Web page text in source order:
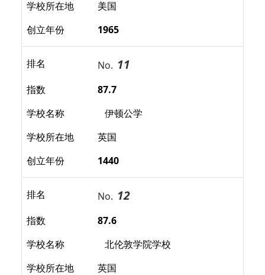
学校所在地
美国
创立年份
1965
排名 No. 11
指数
87.7
学校名称
伊顿公学
学校所在地
英国
创立年份
1440
排名 No. 12
指数
87.6
学校名称
北伦敦学院学校
学校所在地
英国